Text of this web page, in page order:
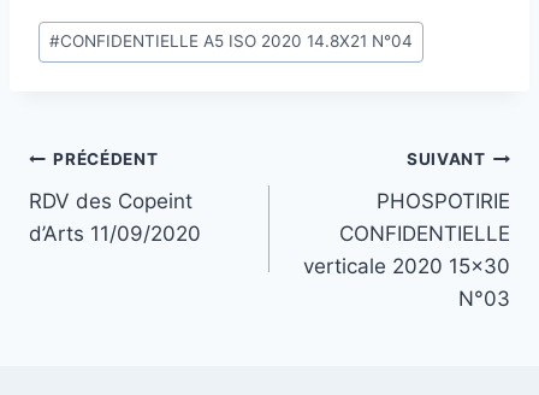
c
e
o
o
k
st
o
o
n
ai
l
ta
g
Étiquettes
de
#CONFIDENTIELLE A5 ISO 2020 14.8X21 N°04
Navigation
de
PRÉCÉDENT
RDV des Copeint
d’Arts 11/09/2020
SUIVANT
PHOSPOTIRIE
CONFIDENTIELLE
verticale 2020 15×30
N°03